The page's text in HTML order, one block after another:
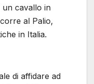
un cavallo in
al Palio,
in Italia.
di affidare ad